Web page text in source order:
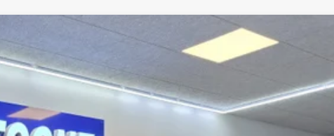
Antal Airbags
Bredde
1,79m